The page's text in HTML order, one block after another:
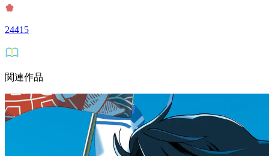
24415
関連作品